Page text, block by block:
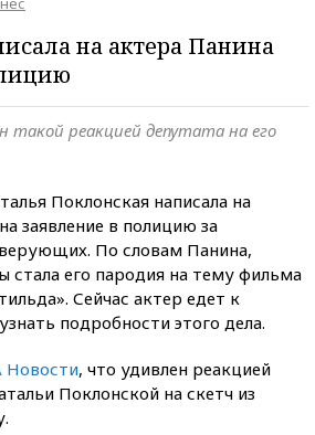
на актера Панина
такой реакцией депутата на его
Поклонская написала на
заявление в полицию за
По словам Панина,
стала его пародия на тему фильма
Сейчас актер едет к
подробности этого дела.
Новости, что удивлен реакцией
Поклонской на скетч из